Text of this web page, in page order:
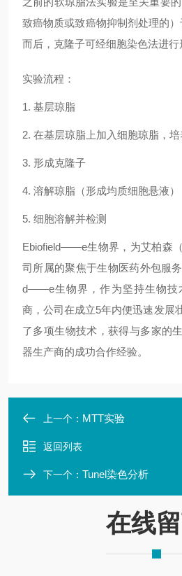
致癌物质或致癌物抑制剂处理的）
而后，克隆子可经细胞染色法进行
实验流程：
1. 基层琼脂
2. 在基层琼脂上加入细胞琼脂，培
3. 形成克隆子
4. 溶解琼脂（形成均质细胞悬液）
5. 细胞溶解并检测
Ebiofield——e生物界，为艾柏森
司所属的聚焦于生物医药外包服
d——e生物界，作为坚持生物技
商，公司在成立5年内便迅速发展
了多项生物技术，获得与多家的
器生产商的成功合作经验。
上一个： MTT实验
返回列表
下一个： Tunel染色分析
在线